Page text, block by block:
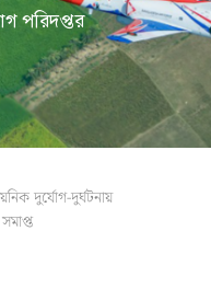
পরিদপ্তর
দুর্যোগ-দুর্ঘটনায়